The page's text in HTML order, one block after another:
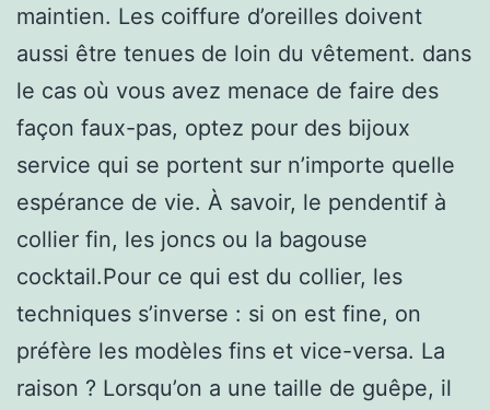
maintien. Les coiffure d’oreilles doivent
aussi être tenues de loin du vêtement. dans
le cas où vous avez menace de faire des
façon faux-pas, optez pour des bijoux
service qui se portent sur n’importe quelle
espérance de vie. À savoir, le pendentif à
collier fin, les joncs ou la bagouse
cocktail.Pour ce qui est du collier, les
techniques s’inverse : si on est fine, on
préfère les modèles fins et vice-versa. La
raison ? Lorsqu’on a une taille de guêpe, il